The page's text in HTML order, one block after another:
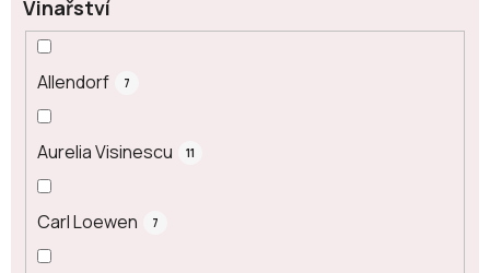
Vinařství
Allendorf 7
Aurelia Visinescu 11
Carl Loewen 7